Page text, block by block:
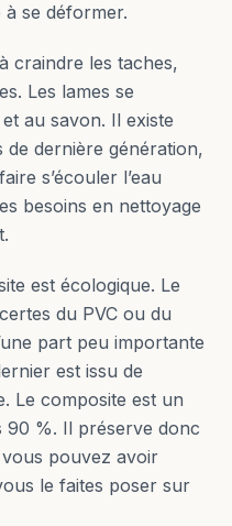
se déformer.
craindre les taches,
Les lames se
au savon. Il existe
de dernière génération,
s’écouler l’eau
besoins en nettoyage
est écologique. Le
du PVC ou du
part peu importante
est issu de
Le composite est un
90 %. Il préserve donc
pouvez avoir
le faites poser sur